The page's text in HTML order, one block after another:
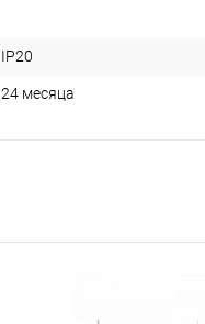
IP20
24 месяца